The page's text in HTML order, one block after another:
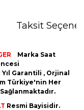
Taksit
Marka Saat
Garantili , Orjinal
Türkiye'nin Her
Resmi Bayisidir.